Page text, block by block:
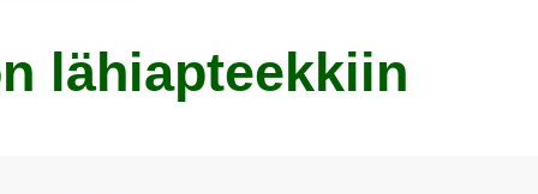
lähiapteekkiin